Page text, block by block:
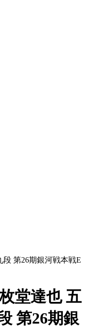
段 第26期銀河戦本戦E
堂達也 五
第26期銀